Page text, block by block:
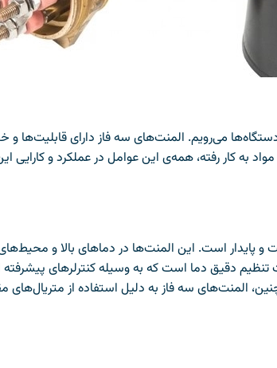
می‌رویم. المنت‌های سه فاز دارای قابلیت‌ها و
به کار رفته، همه‌ی این عوامل در عملکرد و کارایی
و پایدار است. این المنت‌ها در دماهای بالا و
تنظیم دقیق دما است که به وسیله کنترلرهای
المنت‌های سه فاز به دلیل استفاده از متریال‌های